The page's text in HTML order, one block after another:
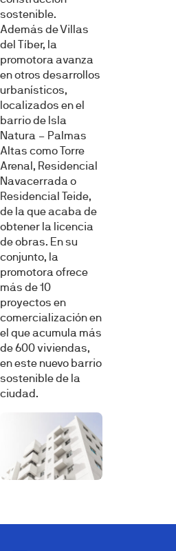
sostenible.
Además de Villas
del Tíber, la
promotora avanza
en otros desarrollos
urbanísticos,
localizados en el
barrio de Isla
Natura – Palmas
Altas como Torre
Arenal, Residencial
Navacerrada o
Residencial Teide,
de la que acaba de
obtener la licencia
de obras. En su
conjunto, la
promotora ofrece
más de 10
proyectos en
comercialización en
el que acumula más
de 600 viviendas,
en este nuevo barrio
sostenible de la
ciudad.